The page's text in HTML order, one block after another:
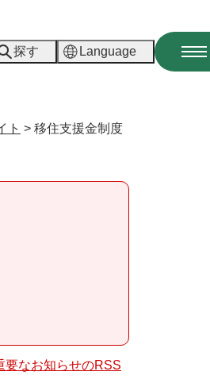
探す Language
ト > 移住支援金制度
要なお知らせのRSS